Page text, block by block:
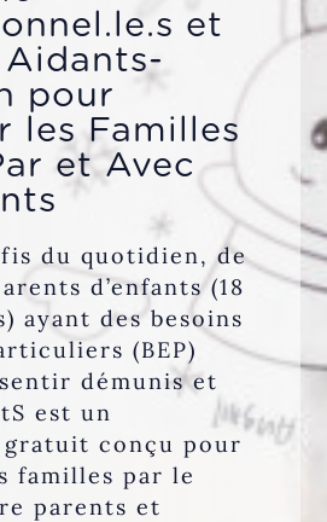
L’équipe
Contact
et
pour
les Familles
et Avec
du quotidien, de
d’enfants (18
ayant des besoins
(BEP)
démunis et
est un
gratuit conçu pour
familles par le
parents et